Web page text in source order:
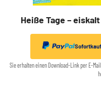
Heiße Tage –
Sofortkauf
Sie erhalten einen Download-Link per E-